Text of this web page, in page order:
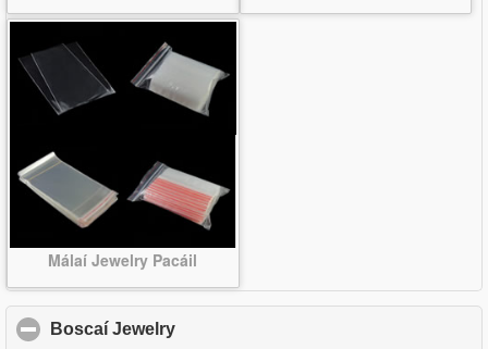
Málaí Jewelry Pacáil
Boscaí Jewelry